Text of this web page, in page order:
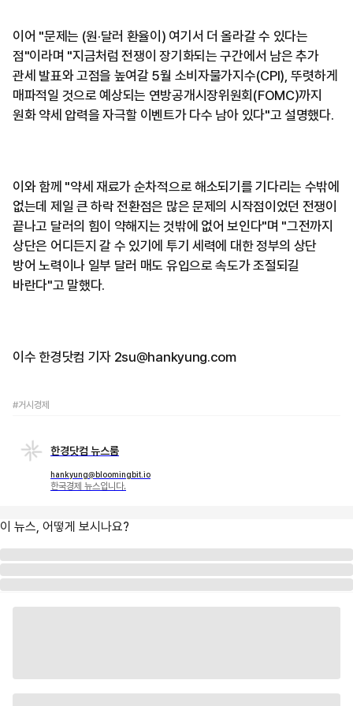
이어 "문제는 (원·달러 환율이) 여기서 더 올라갈 수 있다는
점"이라며 "지금처럼 전쟁이 장기화되는 구간에서 남은 추가
관세 발표와 고점을 높여갈 5월 소비자물가지수(CPI), 뚜렷하게
매파적일 것으로 예상되는 연방공개시장위원회(FOMC)까지
원화 약세 압력을 자극할 이벤트가 다수 남아 있다"고 설명했다.
이와 함께 "약세 재료가 순차적으로 해소되기를 기다리는 수밖에
없는데 제일 큰 하락 전환점은 많은 문제의 시작점이었던 전쟁이
끝나고 달러의 힘이 약해지는 것밖에 없어 보인다"며 "그전까지
상단은 어디든지 갈 수 있기에 투기 세력에 대한 정부의 상단
방어 노력이나 일부 달러 매도 유입으로 속도가 조절되길
바란다"고 말했다.
이수 한경닷컴 기자 2su@hankyung.com
#거시경제
한경닷컴 뉴스룸
hankyung@bloomingbit.io
한국경제 뉴스입니다.
이 뉴스, 어떻게 보시나요?